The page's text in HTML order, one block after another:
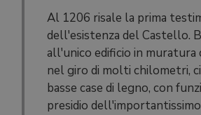
Al 1206 risale la prima
dell'esistenza del Castello.
all'unico edificio in muratura
nel giro di molti chilometri,
basse case di legno, con
presidio